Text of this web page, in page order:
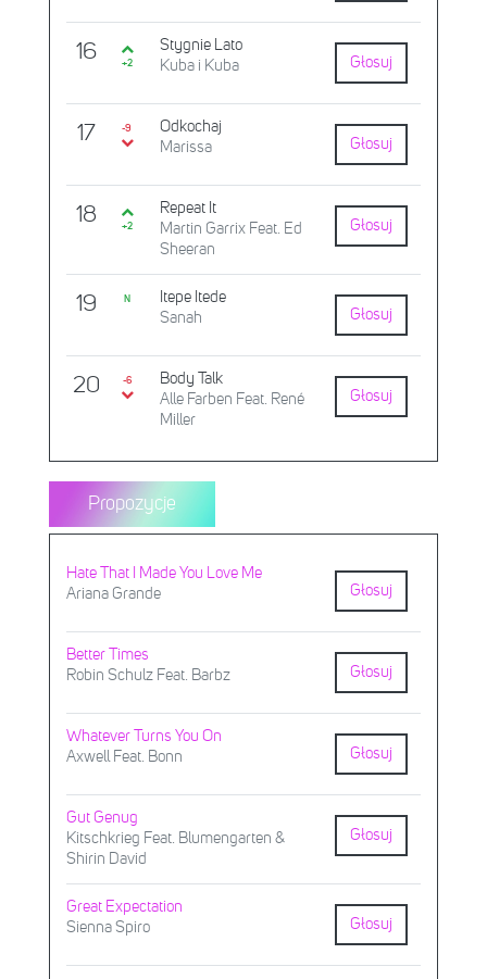
16 +2
Stygnie Lato
Kuba i Kuba
Głosuj
17 -9
Odkochaj
Marissa
Głosuj
18 +2
Repeat It
Martin Garrix Feat. Ed
Sheeran
Głosuj
19 N
Itepe Itede
Sanah
Głosuj
20 -6
Body Talk
Alle Farben Feat. René
Miller
Głosuj
Propozycje
Hate That I Made You Love Me
Ariana Grande
Głosuj
Better Times
Robin Schulz Feat. Barbz
Głosuj
Whatever Turns You On
Axwell Feat. Bonn
Głosuj
Gut Genug
Kitschkrieg Feat. Blumengarten &
Shirin David
Głosuj
Great Expectation
Sienna Spiro
Głosuj